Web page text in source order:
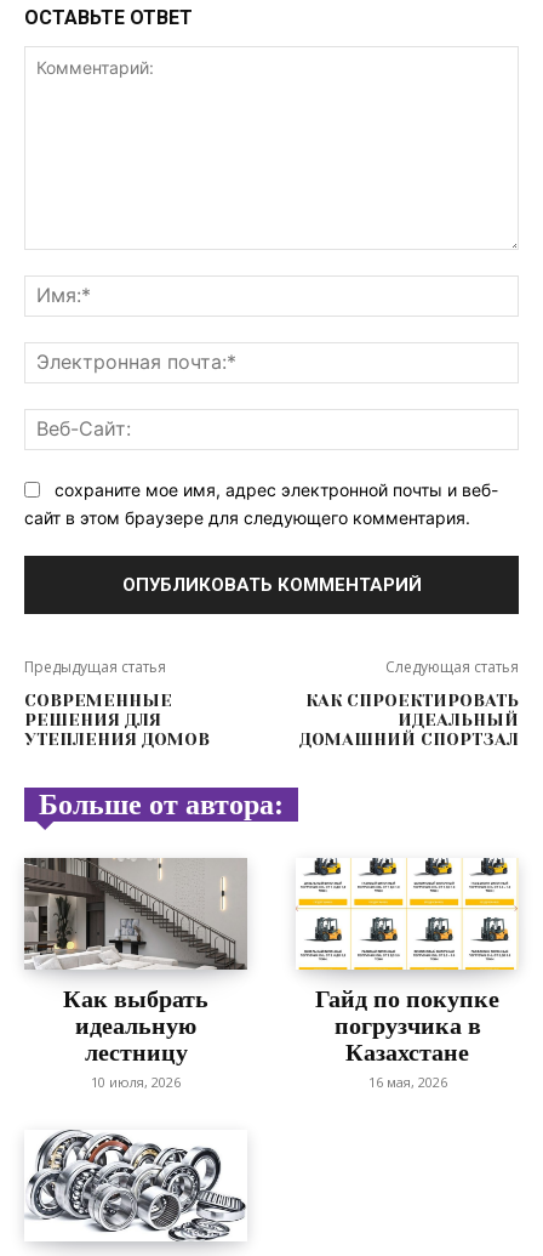
ОСТАВЬТЕ ОТВЕТ
сохраните мое имя, адрес электронной почты и веб-
сайт в этом браузере для следующего комментария.
Предыдущая статья
СОВРЕМЕННЫЕ
РЕШЕНИЯ ДЛЯ
УТЕПЛЕНИЯ ДОМОВ
Следующая статья
КАК СПРОЕКТИРОВАТЬ
ИДЕАЛЬНЫЙ
ДОМАШНИЙ СПОРТЗАЛ
Больше от автора:
Как выбрать
идеальную
лестницу
10 июля, 2026
Гайд по покупке
погрузчика в
Казахстане
16 мая, 2026